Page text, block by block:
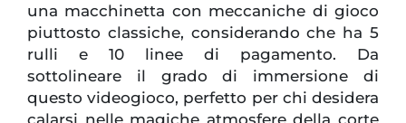
una macchinetta con meccaniche di gioco
piuttosto classiche, considerando che ha 5
rulli e 10 linee di pagamento. Da
sottolineare il grado di immersione di
questo videogioco, perfetto per chi desidera